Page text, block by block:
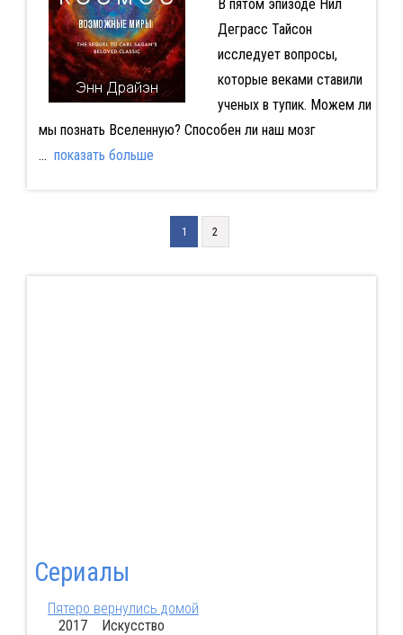
В пятом эпизоде Нил
Деграсс Тайсон
исследует вопросы,
которые веками ставили
ученых в тупик. Можем ли
мы познать Вселенную? Способен ли наш мозг
... показать больше
1 2
Сериалы
Пятеро вернулись домой
2017 Искусство